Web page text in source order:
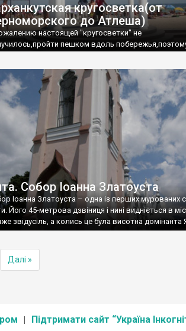
кругосветка(от
до Атлеша)
настоящей "кругосветки" не
пешком вдоль
Собор Іоанна Златоуста
Іоанна Златоуста – одна із перших мурованих
Його 45-метрова дзвіниця і нині видніється в
звідусіль, а колись це була висотна домінанта
Далі »
Підтримати сайт “Україна